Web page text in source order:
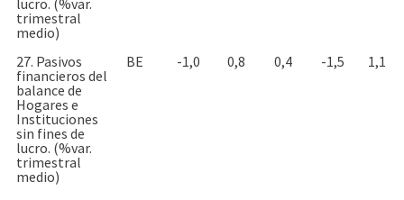
trimestral
medio)
27. Pasivos
financieros del
balance de
Hogares e
Instituciones
sin fines de
lucro. (%var.
trimestral
medio)
BE -1,0 0,8 0,4 -1,5 1,1